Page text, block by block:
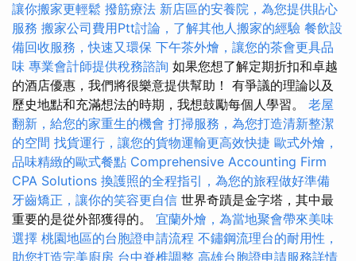
讓你搬家更輕鬆 撥筋療法 新店區的安養院，為您提供貼心
服務 搬家公司費用Ptt討論，了解其他人搬家的經驗 餐飲設
備回收服務，快速又環保 下午茶外燴，讓您的茶會更具品
味 專業會計師提供稅務諮詢 如果您想了解定期折扣和卓越
的酒店優惠，我們將很樂意提供幫助！ 有爭議的理論以及
歷史地點和充滿想法的時期，我想鼓勵每個人學習。 老屋
翻新，給您的家重生的機會 打掃服務，為您打造清新整潔
的空間 找貨運行，讓您的貨物運輸更高效快捷 歐式外燴，
品味精緻的歐式餐點 Comprehensive Accounting Firm
CPA Solutions 換護照的全程指引，為您的旅程做好準備
牙齒矯正，讓你的笑容更自信 世界奇蹟是金字塔，其中最
重要的是從外部獲得的。 宜蘭外燴，為當地聚會帶來美味
選擇 桃園地區的台胞證申請流程 不鏽鋼流理台的耐用性，
助您打造完美廚房 台中脊椎調整 高雄台胞證申請服務詳情